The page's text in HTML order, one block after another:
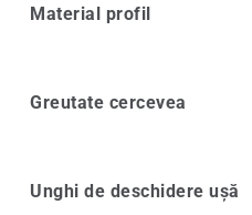
Material profil
Greutate cercevea
Unghi de deschidere ușă